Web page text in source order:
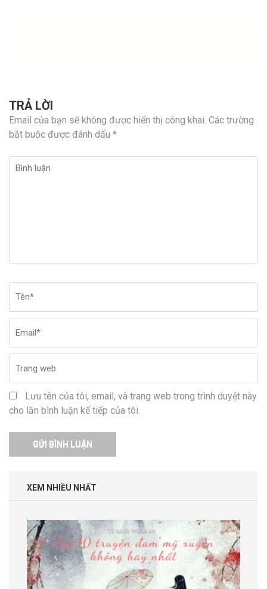
TRẢ LỜI
Email của bạn sẽ không được hiển thị công khai. Các trường
bắt buộc được đánh dấu *
Bình
Lưu tên của tôi, email, và trang web trong trình duyệt này
cho lần bình luận kế tiếp của tôi.
XEM NHIỀU NHẤT